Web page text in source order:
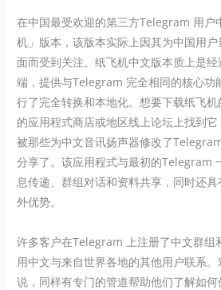
在中国最受欢迎的第三方Telegram 用户
机」版本，该版本实际上因其为中国用
面而受到关注。纸飞机中文版本质上是
端，提供与Telegram 完全相同的核心功
行了完全转换和本地化。想要下载纸飞
的应用程式商店或地区线上论坛上找到
被那些为中文音讯扬声器修改了
分享了。该应用程式与最初的Telegram
息传递、群组对话和资料共享，同时还
外优势。
许多客户在Telegram 上注册了中文群组
用中文与来自世界各地的其他用户联系
说，同样有专门的管道帮助他们了解如